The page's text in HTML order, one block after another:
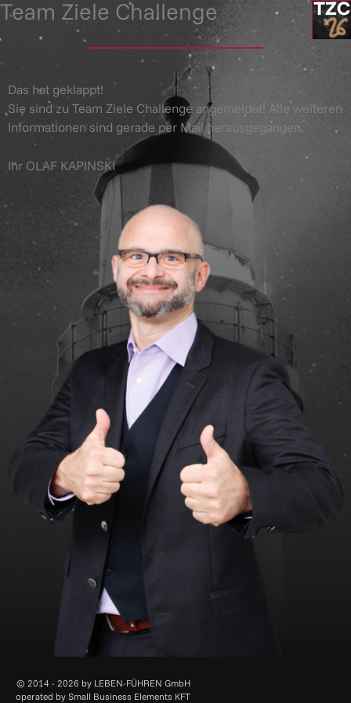
Skip
Team Ziele Challenge
Das hat geklappt!
Sie sind zu Team Ziele Challenge angemeldet! Alle weiteren
Informationen sind gerade per Mail herausgegangen.
Ihr OLAF KAPINSKI
© 2014 - 2026 by LEBEN-FÜHREN GmbH
operated by Small Business Elements KFT